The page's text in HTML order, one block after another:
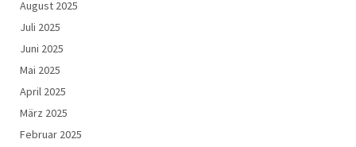
August 2025
Juli 2025
Juni 2025
Mai 2025
April 2025
März 2025
Februar 2025